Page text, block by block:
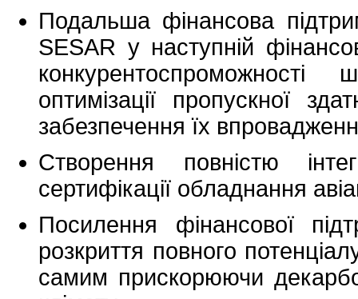
Подальша фінансова
SESAR у наступній
оптимізації пропускної
забезпечення їх
Створення повністю
сертифікації обладнання
Посилення фінансової
розкриття повного
самим прискорюючи